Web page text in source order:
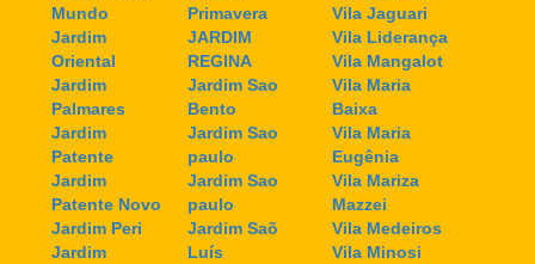
Mundo
Jardim
Oriental
Jardim
Palmares
Jardim
Patente
Jardim
Patente Novo
Jardim Peri
Jardim
Primavera
JARDIM
REGINA
Jardim Sao
Bento
Jardim Sao
paulo
Jardim Sao
paulo
Jardim Saõ
Luís
Vila Jaguari
Vila Liderança
Vila Mangalot
Vila Maria
Baixa
Vila Maria
Eugênia
Vila Mariza
Mazzei
Vila Medeiros
Vila Minosi